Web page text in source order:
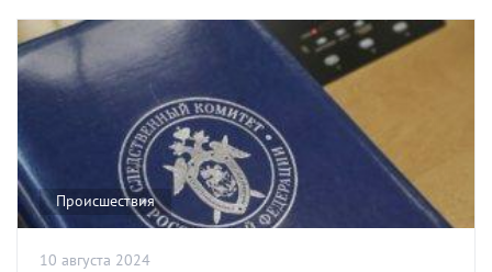
Происшествия
10 августа 2024